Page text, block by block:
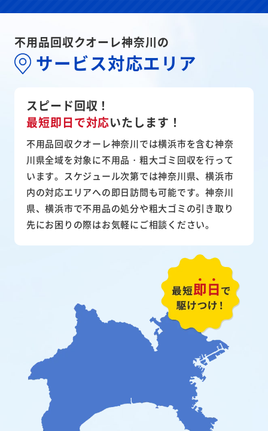
不用品回収クオーレ神奈川の
サービス対応エリア
スピード回収！
最短即日で対応いたします！
不用品回収クオーレ神奈川では横浜市を含む神奈
川県全域を対象に不用品・粗大ゴミ回収を行って
います。スケジュール次第では神奈川県、横浜市
内の対応エリアへの即日訪問も可能です。神奈川
県、横浜市で不用品の処分や粗大ゴミの引き取り
先にお困りの際はお気軽にご相談ください。